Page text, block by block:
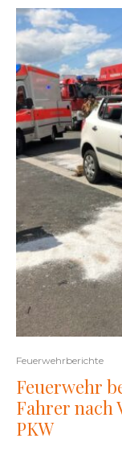
Feuerwehrberichte
Feuerwehr
Fahrer nach
PKW